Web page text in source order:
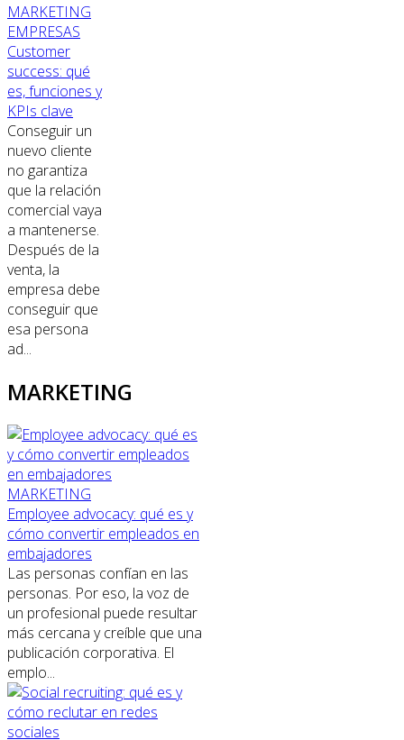
MARKETING
EMPRESAS
Customer
success: qué
es, funciones y
KPIs clave
Conseguir un
nuevo cliente
no garantiza
que la relación
comercial vaya
a mantenerse.
Después de la
venta, la
empresa debe
conseguir que
esa persona
ad...
MARKETING
MARKETING
Employee advocacy: qué es y
cómo convertir empleados en
embajadores
Las personas confían en las
personas. Por eso, la voz de
un profesional puede resultar
más cercana y creíble que una
publicación corporativa. El
emplo...